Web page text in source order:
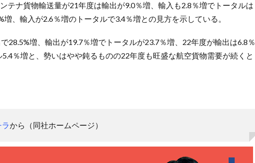
テナ貨物輸送量が21年度は輸出が9.0％増、輸入も2.8％増でトータルは
、輸入が2.6％増のトータルで3.4％増との見方を示している。
28.5%増、輸出が19.7％増でトータルが23.7％増、22年度が輸出は6.8％
％増と、勢いはやや鈍るものの22年度も旺盛な航空貨物需要が続くと
ラから（同社ホームページ）